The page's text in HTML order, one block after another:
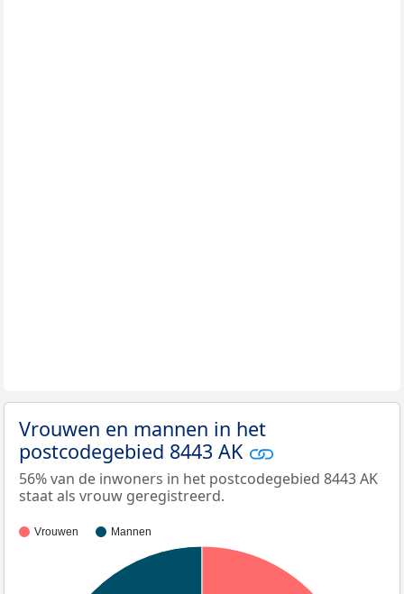
Vrouwen en mannen in het
postcodegebied 8443 AK
56% van de inwoners in het postcodegebied 8443 AK
staat als vrouw geregistreerd.
Vrouwen Mannen